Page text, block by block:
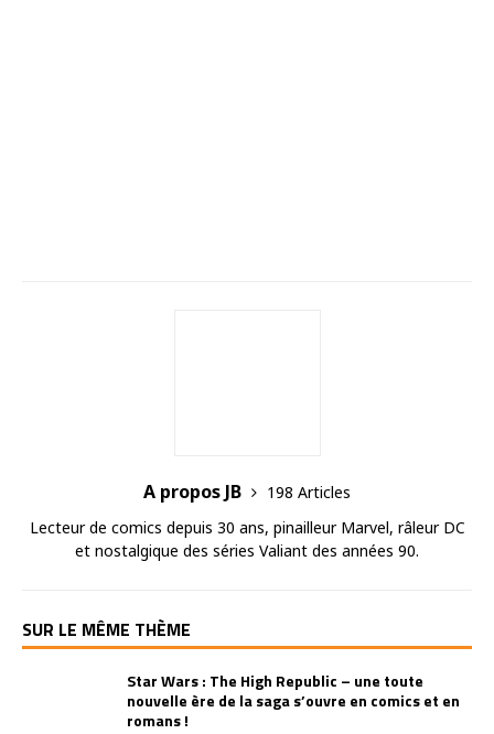
A propos JB
198 Articles
Lecteur de comics depuis 30 ans, pinailleur Marvel, râleur DC
et nostalgique des séries Valiant des années 90.
SUR LE MÊME THÈME
Star Wars : The High Republic – une toute
nouvelle ère de la saga s’ouvre en comics et en
romans !